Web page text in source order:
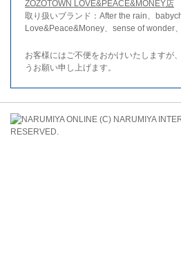
ZOZOTOWN LOVE&PEACE&MONEY店
取り扱いブランド：After the rain、
Love&Peace&Money、sense of wonder
お客様にはご不便をおかけいたしますが
うお願い申し上げます。